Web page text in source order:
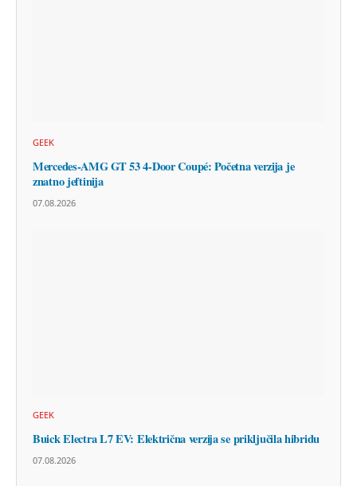
GEEK
Mercedes-AMG GT 53 4-Door Coupé: Početna verzija je
znatno jeftinija
07.08.2026
GEEK
Buick Electra L7 EV: Električna verzija se priključila hibridu
07.08.2026